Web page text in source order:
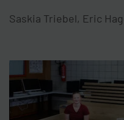
Saskia Triebel, Eric